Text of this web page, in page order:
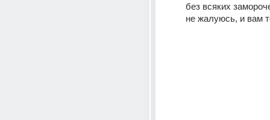
без всяких
не жалуюсь, и вам